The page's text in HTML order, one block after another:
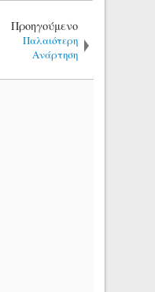
Προηγούμενο
Παλαιότερη
Ανάρτηση